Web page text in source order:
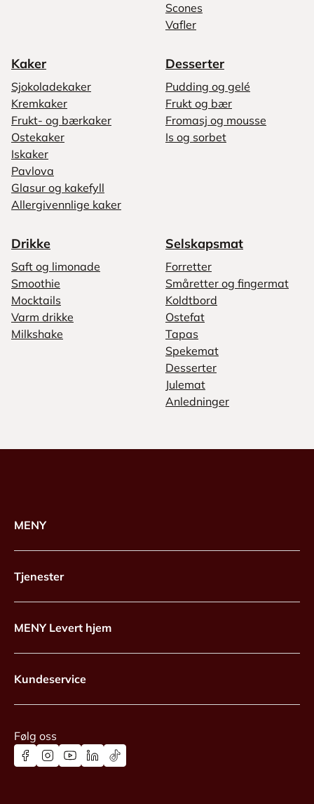
Scones
Vafler
Kaker
Sjokoladekaker
Kremkaker
Frukt- og bærkaker
Ostekaker
Iskaker
Pavlova
Glasur og kakefyll
Allergivennlige kaker
Desserter
Pudding og gelé
Frukt og bær
Fromasj og mousse
Is og sorbet
Drikke
Saft og limonade
Smoothie
Mocktails
Varm drikke
Milkshake
Selskapsmat
Forretter
Småretter og fingermat
Koldtbord
Ostefat
Tapas
Spekemat
Desserter
Julemat
Anledninger
MENY
Tjenester
MENY Levert hjem
Kundeservice
Følg oss